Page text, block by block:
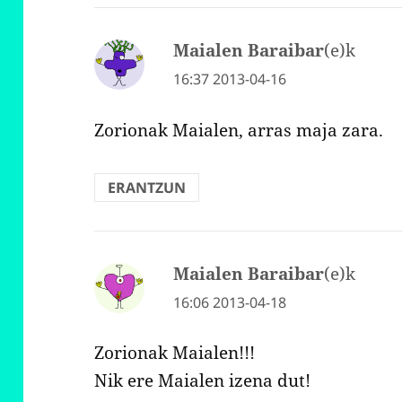
Maialen Baraibar(e)k
:
16:37 2013-04-16
Zorionak Maialen, arras maja zara.
ERANTZUN
Maialen Baraibar(e)k
16:06 2013-04-18
Zorionak Maialen!!!
Nik ere Maialen izena dut!